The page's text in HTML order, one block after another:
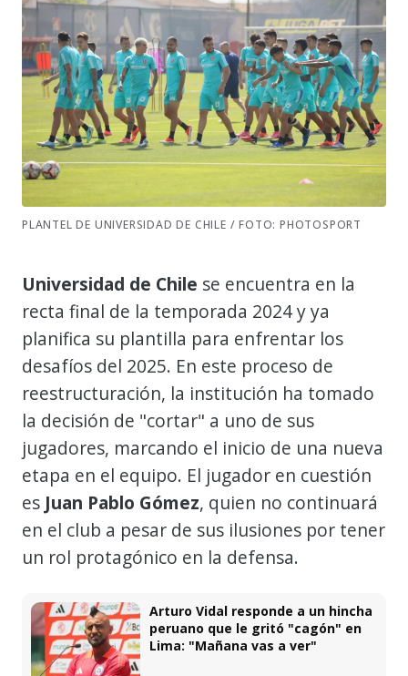
PLANTEL DE UNIVERSIDAD DE CHILE / FOTO: PHOTOSPORT
Universidad de Chile se encuentra en la
recta final de la temporada 2024 y ya
planifica su plantilla para enfrentar los
desafíos del 2025. En este proceso de
reestructuración, la institución ha tomado
la decisión de "cortar" a uno de sus
jugadores, marcando el inicio de una nueva
etapa en el equipo. El jugador en cuestión
es Juan Pablo Gómez, quien no continuará
en el club a pesar de sus ilusiones por tener
un rol protagónico en la defensa.
Arturo Vidal responde a un hincha
peruano que le gritó "cagón" en
Lima: "Mañana vas a ver"